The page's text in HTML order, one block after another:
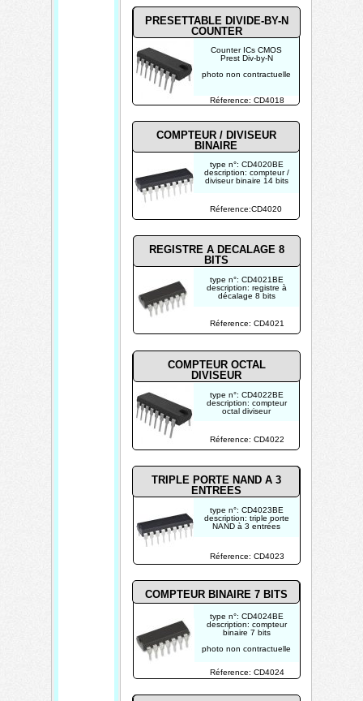
Réference: CD4018
Réference: CD4021
Réference: CD4024
PRESETTABLE DIVIDE-BY-N
COUNTER
REGISTRE A DECALAGE 8
BITS
Counter ICs CMOS
Prest Div-by-N
photo non contractuelle
type n°: CD4024BE
description: compteur
binaire 7 bits
photo non contractuelle
type n°: CD4022BE
description: compteur
octal diviseur
Réference: CD4022
Réference:CD4020
COMPTEUR / DIVISEUR
BINAIRE
type n°: CD4020BE
description: compteur /
diviseur binaire 14 bits
type n°: CD4021BE
description: registre à
décalage 8 bits
type n°: CD4023BE
description: triple porte
NAND à 3 entrées
Réference: CD4023
TRIPLE PORTE NAND A 3
ENTREES
COMPTEUR OCTAL
DIVISEUR
COMPTEUR BINAIRE 7 BITS